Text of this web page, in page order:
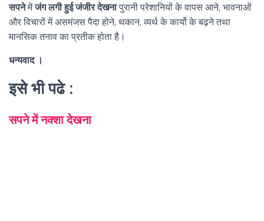
सपनेमेंजंग लगी हुई जंजीर देखनापुरानी परेशानियों के वापस आने, भावनाओं
और विचारों में असमंजस पैदा होने, थकान, व्यर्थ के कार्यो के बढ़ने तथा
मानसिक तनाव का प्रतीक होता है।
धन्यवाद ।
इसे भी पढे :
सपने में नक्शा देखना